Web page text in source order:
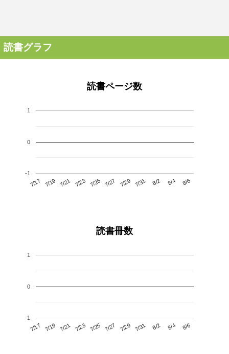
読書グラフ
読書ページ数
7/17 7/19 7/21 7/23 7/25 7/27 7/29 7/31 8/2 8/4 8/6
-1
0
1
読書冊数
7/17 7/19 7/21 7/23 7/25 7/27 7/29 7/31 8/2 8/4 8/6
-1
0
1